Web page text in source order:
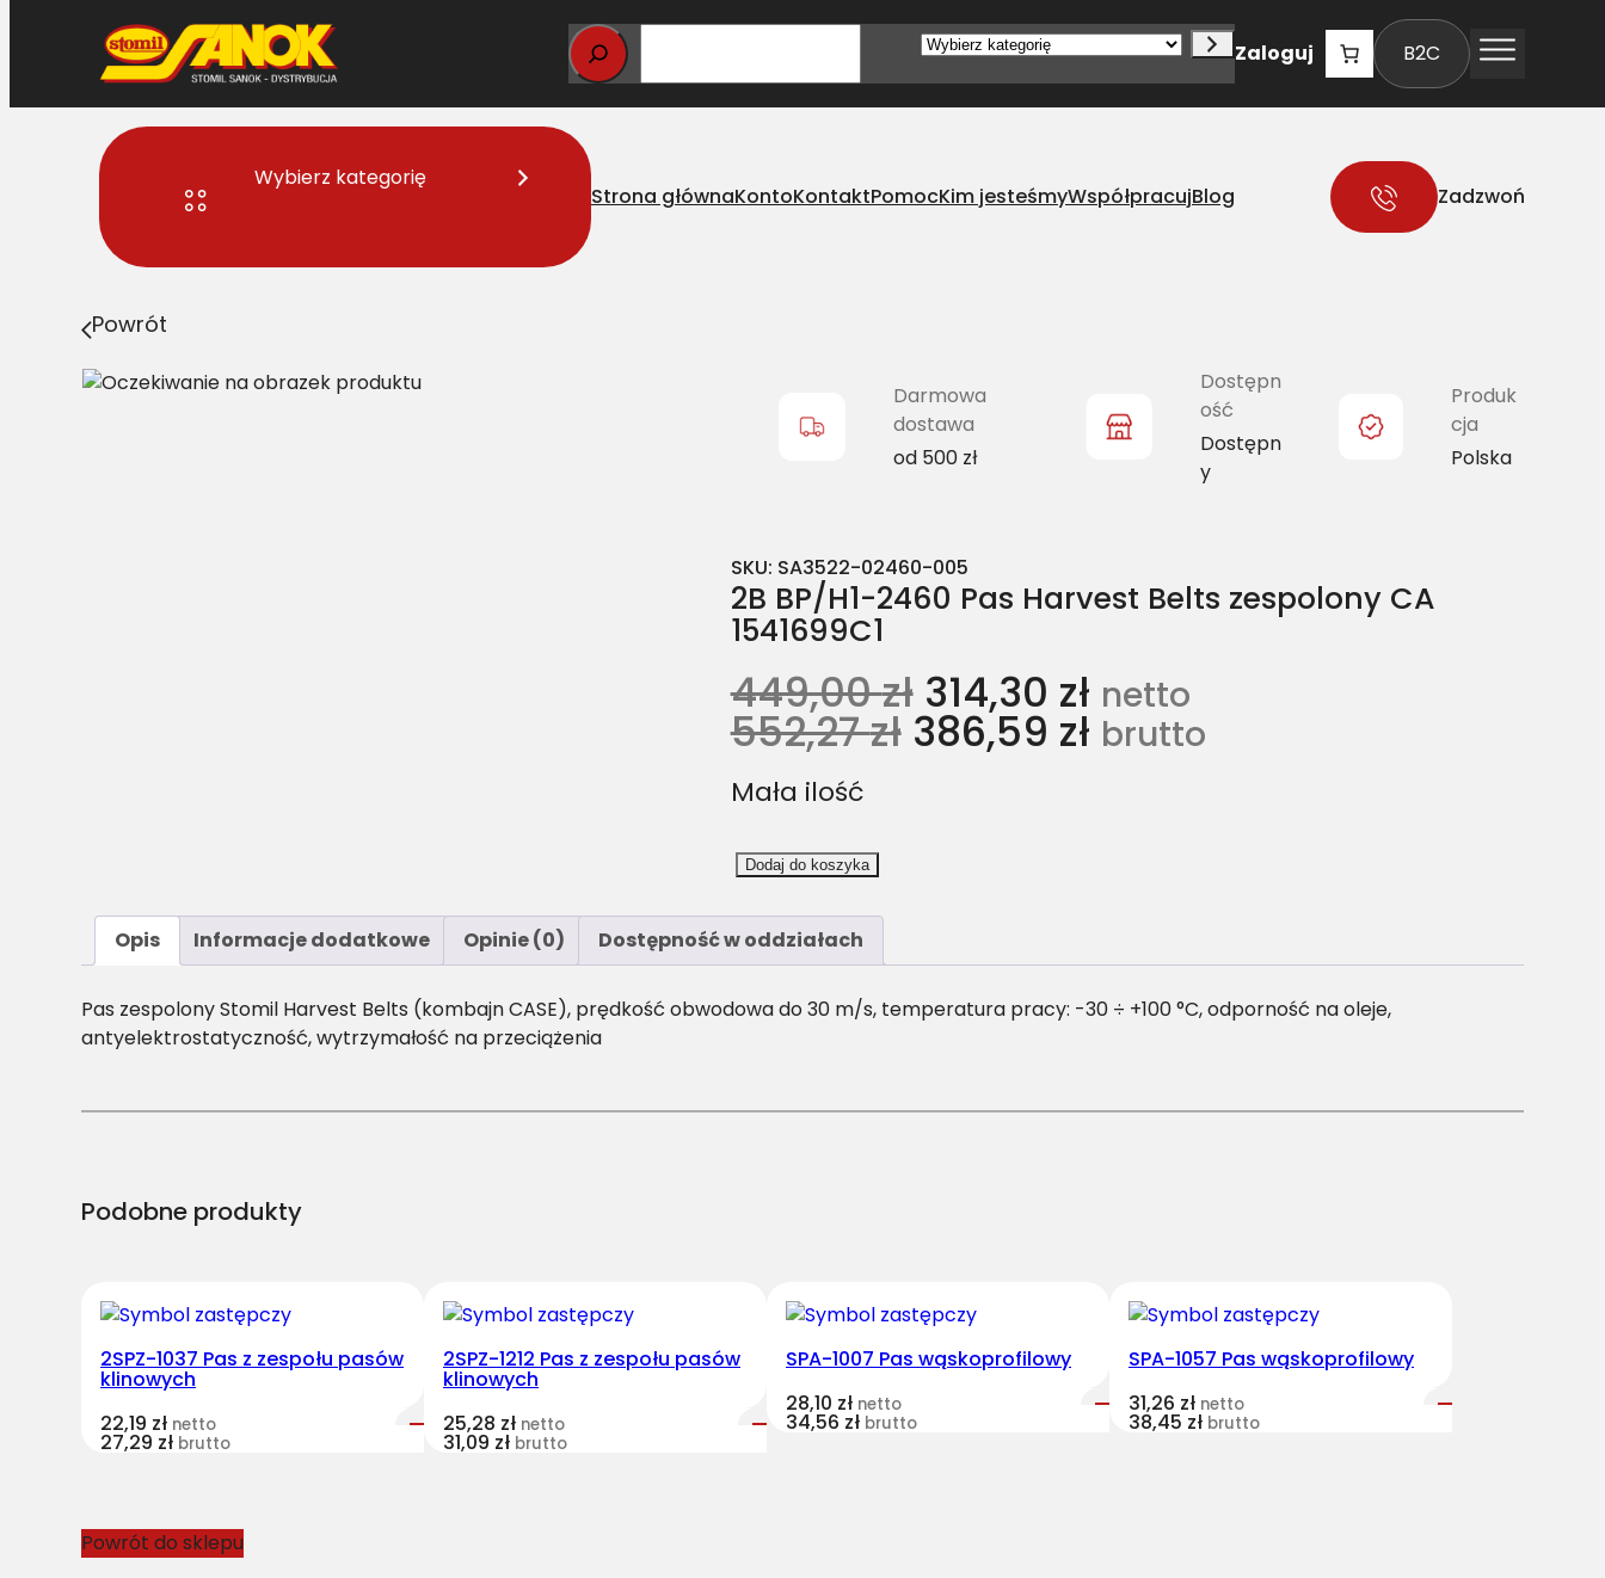
Wybierz
Zaloguj B2C
Wybierz kategorię
Strona głównaKontoKontaktPomocKim jesteśmyWspółpracujBlog Zadzwoń
Strona główna > 2B BP/H1-2460 Pas Harvest Belts zespolony CA 1541699C1
Powrót
Darmowa
dostawa
od 500 zł
Dostępn
ość
Dostępn
y
Produk
cja
Polska
SKU: SA3522-02460-005
2B BP/H1-2460 Pas Harvest Belts zespolony CA
1541699C1
449,00zł 314,30 zł netto
552,27zł 386,59 zł brutto
Mała ilość
o
ś
2
/
P
Dodaj do koszyka
Opis Informacje dodatkowe Opinie (0) Dostępność w oddziałach
Pas zespolony Stomil Harvest Belts (kombajn CASE), prędkość obwodowa do 30 m/s, temperatura pracy: -30 ÷ +100 °C, odporność na oleje,
antyelektrostatyczność, wytrzymałość na przeciążenia
Podobne produkty
2SPZ-1037 Pas z zespołu pasów
klinowych
22,19 zł netto
27,29 zł brutto
2SPZ-1212 Pas z zespołu pasów
klinowych
25,28 zł netto
31,09 zł brutto
SPA-1007 Pas wąskoprofilowy
28,10 zł netto
34,56 zł brutto
SPA-1057 Pas wąskoprofilowy
31,26 zł netto
38,45 zł brutto
Powrót do sklepu